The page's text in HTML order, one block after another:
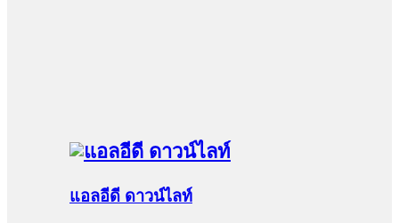
แอลอีดี ดาวน์ไลท์